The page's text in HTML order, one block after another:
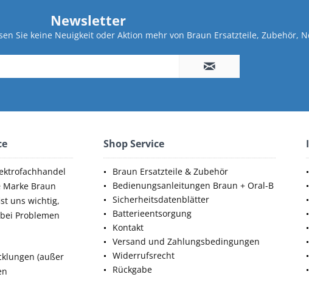
Newsletter
Sie keine Neuigkeit oder Aktion mehr von Braun Ersatzteile, Zubehör,
Marke Braun
uns wichtig,
Problemen
(außer
Shop Service
Braun Ersatzteile & Zubehör
Bedienungsanleitungen Braun + Oral-B
Sicherheitsdatenblätter
Batterieentsorgung
Kontakt
Versand und Zahlungsbedingungen
Widerrufsrecht
Rückgabe